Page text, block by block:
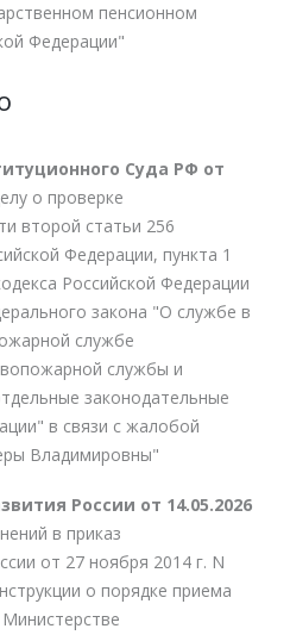
пенсионном
Федерации"
Суда РФ от
о проверке
второй статьи 256
Федерации, пункта 1
Российской Федерации
закона "О службе в
службе
службы и
законодательные
в связи с жалобой
Владимировны"
России от 14.05.2026
в приказ
от 27 ноября 2014 г. N
о порядке приема